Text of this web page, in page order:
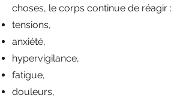
choses, le corps continue de réagir :
tensions,
anxiété,
hypervigilance,
fatigue,
douleurs,